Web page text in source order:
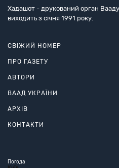
Хадашот - друкований орган Вааду
виходить з січня 1991 року.
СВІЖИЙ НОМЕР
ПРО ГАЗЕТУ
АВТОРИ
ВААД УКРАЇНИ
АРХІВ
КОНТАКТИ
Погода